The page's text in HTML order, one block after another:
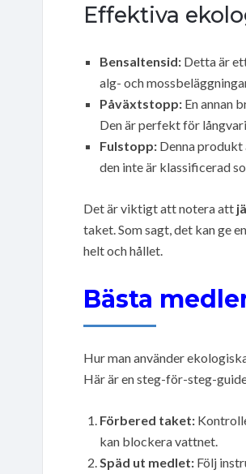
Effektiva
Bensaltensid: Detta är
alg- och
Påväxtstopp: En annan
Den är perfekt för
Fulstopp: Denna produkt
den inte är klassificerad
Det är viktigt att notera att
taket. Som sagt, det kan ge
helt och hållet.
Bästa
Hur man använder
Här är en steg-för-steg-
Förbered taket:
kan blockera vattnet.
Späd ut medlet: Följ